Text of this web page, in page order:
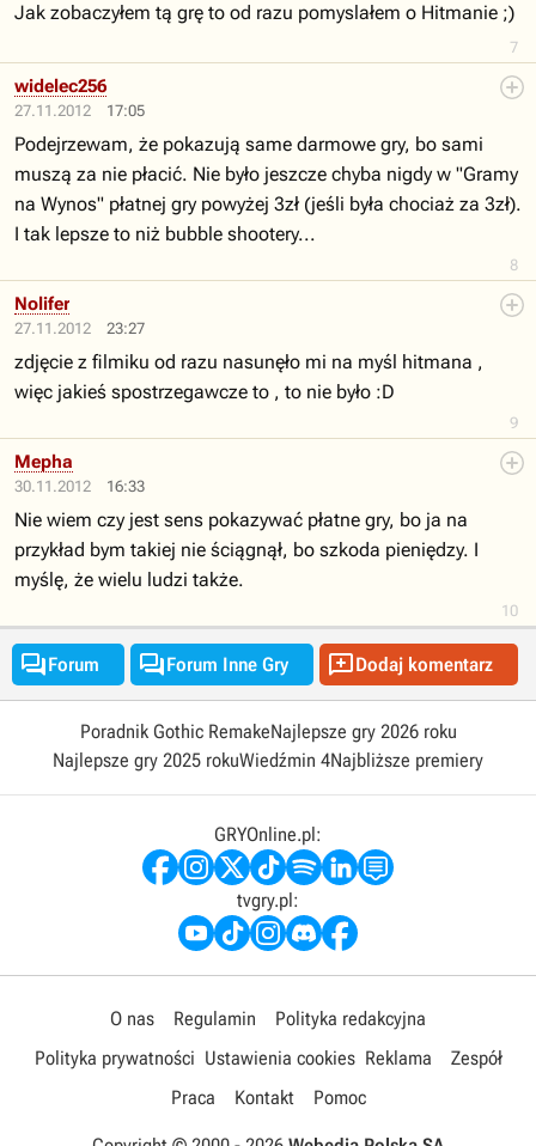
7
Jak zobaczyłem tą grę to od razu pomyslałem o Hitmanie ;)
27.11.2012 17:05
8
widelec256
Podejrzewam, że pokazują same darmowe gry, bo sami
muszą za nie płacić. Nie było jeszcze chyba nigdy w "Gramy
na Wynos" płatnej gry powyżej 3zł (jeśli była chociaż za 3zł).
I tak lepsze to niż bubble shootery...
27.11.2012 23:27
9
Nolifer
zdjęcie z filmiku od razu nasunęło mi na myśl hitmana ,
więc jakieś spostrzegawcze to , to nie było :D
30.11.2012 16:33
10
Mepha
Nie wiem czy jest sens pokazywać płatne gry, bo ja na
przykład bym takiej nie ściągnął, bo szkoda pieniędzy. I
myślę, że wielu ludzi także.
Forum Forum Inne Gry Dodaj komentarz
Poradnik Gothic RemakeNajlepsze gry 2026 roku
Najlepsze gry 2025 rokuWiedźmin 4Najbliższe premiery
GRYOnline.pl:
tvgry.pl:
O nas Regulamin
Polityka redakcyjna
Polityka prywatności Ustawienia cookies Reklama
Zespół
Praca
Kontakt Pomoc